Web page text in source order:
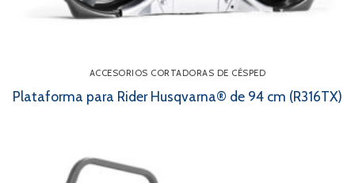
ACCESORIOS CORTADORAS DE CÉSPED
Plataforma para Rider Husqvarna® de 94 cm (R316TX)